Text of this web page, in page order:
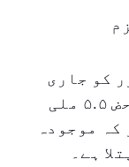
کو جاری
رکھ سکے۔ افواہیں ہیں کہ یہ محض ۵.۵ ملی
موجودہ
ہے۔